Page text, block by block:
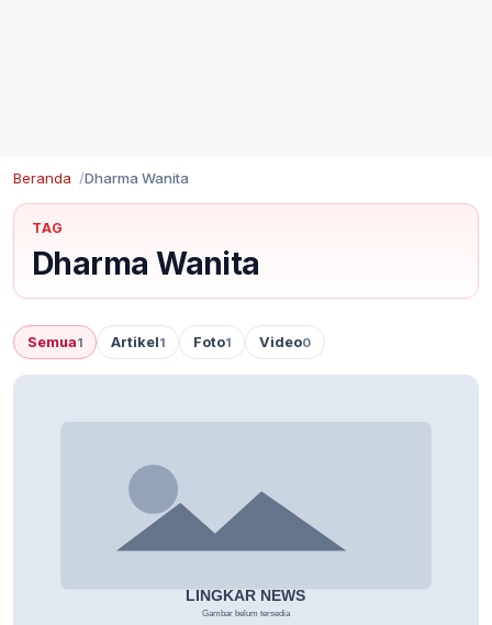
Beranda Dharma Wanita
TAG
Dharma Wanita
Semua1 Artikel1 Foto1 Video0